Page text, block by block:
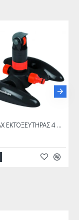
AQUABAX ΕΚΤΟΞΕΥΤΗΡΑΣ 4 ΜΟΤΙΒΩΝ ΜΕ ΜΗΧΑΝΙΣΜΟ ΣΕ ΒΑΣΗ (B-14608)